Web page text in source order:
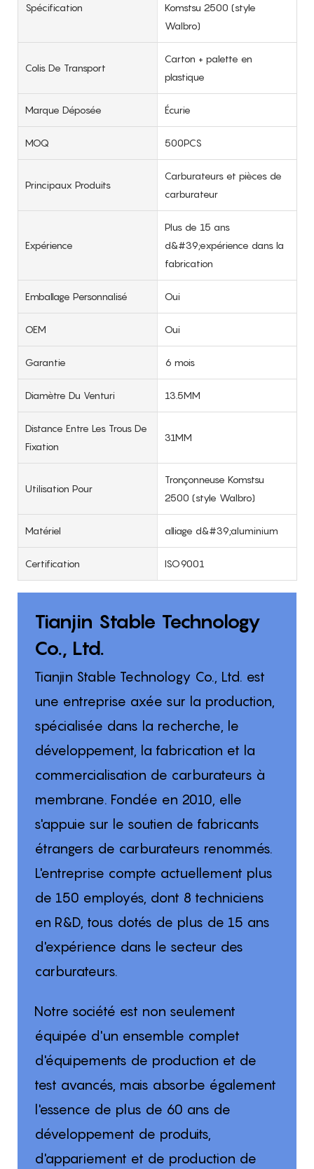
Spécification
Komstsu 2500 (style
Walbro)
Colis De Transport
Carton + palette en
plastique
Marque Déposée Écurie
MOQ 500PCS
Principaux Produits
Carburateurs et pièces de
carburateur
Expérience
Plus de 15 ans
d&#39;expérience dans la
fabrication
Emballage Personnalisé Oui
OEM Oui
Garantie 6 mois
Diamètre Du Venturi 13.5MM
Distance Entre Les Trous De
Fixation
31MM
Utilisation Pour
Tronçonneuse Komstsu
2500 (style Walbro)
Matériel alliage d&#39;aluminium
Certification ISO9001
Tianjin Stable Technology
Co., Ltd.
Tianjin Stable Technology Co., Ltd. est
une entreprise axée sur la production,
spécialisée dans la recherche, le
développement, la fabrication et la
commercialisation de carburateurs à
membrane. Fondée en 2010, elle
s'appuie sur le soutien de fabricants
étrangers de carburateurs renommés.
L'entreprise compte actuellement plus
de 150 employés, dont 8 techniciens
en R&D, tous dotés de plus de 15 ans
d'expérience dans le secteur des
carburateurs.
Notre société est non seulement
équipée d'un ensemble complet
d'équipements de production et de
test avancés, mais absorbe également
l'essence de plus de 60 ans de
développement de produits,
d'appariement et de production de